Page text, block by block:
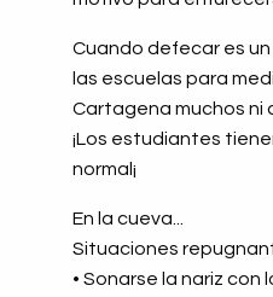
Cuando defecar es
las escuelas para
Cartagena muchos ni
¡Los estudiantes
normal¡
En la cueva...
Situaciones
• Sonarse la nariz